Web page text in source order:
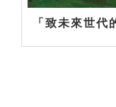
「致未來世